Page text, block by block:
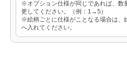
※オプション仕様が同じであれば、数
更してください。（例：1→5）
※絵柄ごとに仕様がことなる場合は、
へ入れてください。